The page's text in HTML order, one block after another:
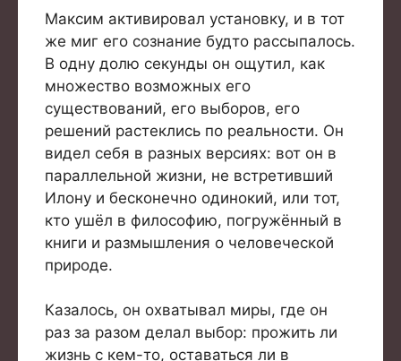
Максим активировал установку, и в тот
же миг его сознание будто рассыпалось.
В одну долю секунды он ощутил, как
множество возможных его
существований, его выборов, его
решений растеклись по реальности. Он
видел себя в разных версиях: вот он в
параллельной жизни, не встретивший
Илону и бесконечно одинокий, или тот,
кто ушёл в философию, погружённый в
книги и размышления о человеческой
природе.
Казалось, он охватывал миры, где он
раз за разом делал выбор: прожить ли
жизнь с кем-то, оставаться ли в